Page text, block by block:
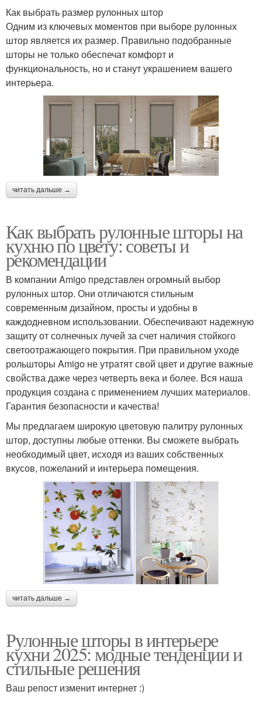
Как выбрать размер рулонных штор
Одним из ключевых моментов при выборе рулонных
штор является их размер. Правильно подобранные
шторы не только обеспечат комфорт и
функциональность, но и станут украшением вашего
интерьера.
читать дальше →
Как выбрать рулонные шторы на
кухню по цвету: советы и
рекомендации
В компании Amigo представлен огромный выбор
рулонных штор. Они отличаются стильным
современным дизайном, просты и удобны в
каждодневном использовании. Обеспечивают надежную
защиту от солнечных лучей за счет наличия стойкого
светоотражающего покрытия. При правильном уходе
рольшторы Amigo не утратят свой цвет и другие важные
свойства даже через четверть века и более. Вся наша
продукция создана с применением лучших материалов.
Гарантия безопасности и качества!
Мы предлагаем широкую цветовую палитру рулонных
штор, доступны любые оттенки. Вы сможете выбрать
необходимый цвет, исходя из ваших собственных
вкусов, пожеланий и интерьера помещения.
читать дальше →
Рулонные шторы в интерьере
кухни 2025: модные тенденции и
стильные решения
Ваш репост изменит интернет :)